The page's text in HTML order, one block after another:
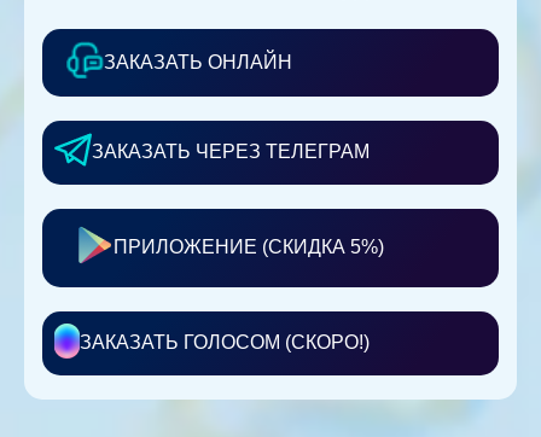
ЗАКАЗАТЬ ОНЛАЙН
ЗАКАЗАТЬ ЧЕРЕЗ ТЕЛЕГРАМ
ПРИЛОЖЕНИЕ (СКИДКА 5%)
ЗАКАЗАТЬ ГОЛОСОМ (СКОРО!)